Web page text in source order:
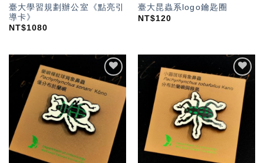
臺大學習規劃辦公室《點亮引
導卡》
NT$1080
臺大昆蟲系logo鑰匙圈
NT$120
加入
「願
加入
「願
望輕
單」